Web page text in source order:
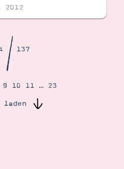
2012
/137
9 10 11 … 23
laden